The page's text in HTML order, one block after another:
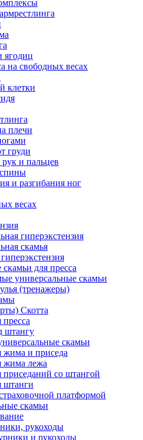
ягодиц
на свободных весах
клетки
плечи
груди
и пальцев
и разгибания ног
весах
гиперэкстензия
скамья
для пресса
универсальные скамьи
(тренажеры)
Скотта
штангу
скамьи
жима и приседа
жима лежа
приседаний со штангой
штанги
платформой
скамьи
рукоходы
и рукоходы